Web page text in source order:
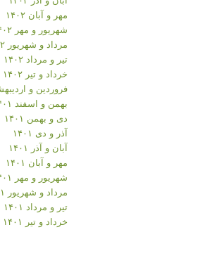
مهر و آبان ۱۴۰۲
شهریور و مهر ۱۴۰۲
مرداد و شهریور ۱۴۰۲
تیر و مرداد ۱۴۰۲
خرداد و تیر ۱۴۰۲
فروردین و اردیبهشت
بهمن و اسفند ۱۴۰۱
دی و بهمن ۱۴۰۱
آذر و دی ۱۴۰۱
آبان و آذر ۱۴۰۱
مهر و آبان ۱۴۰۱
شهریور و مهر ۱۴۰۱
مرداد و شهریور ۱۴۰۱
تیر و مرداد ۱۴۰۱
خرداد و تیر ۱۴۰۱